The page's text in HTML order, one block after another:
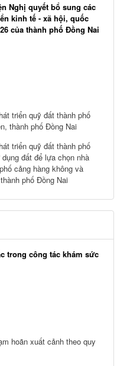
Nghị quyết bổ sung các
kinh tế - xã hội, quốc
của thành phố Đồng Nai
triển quỹ đất thành phố
thành phố Đồng Nai
triển quỹ đất thành phố
đất để lựa chọn nhà
cảng hàng không và
phố Đồng Nai
trong công tác khám sức
hoãn xuất cảnh theo quy